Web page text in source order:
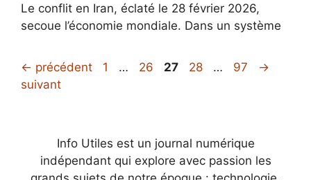
Le conflit en Iran, éclaté le 28 février 2026,
secoue l’économie mondiale. Dans un système
← précédent Page
1 … Page
26 Page
27 Page
28 … Page
97
→
suivant
Info Utiles est un journal numérique
indépendant qui explore avec passion les